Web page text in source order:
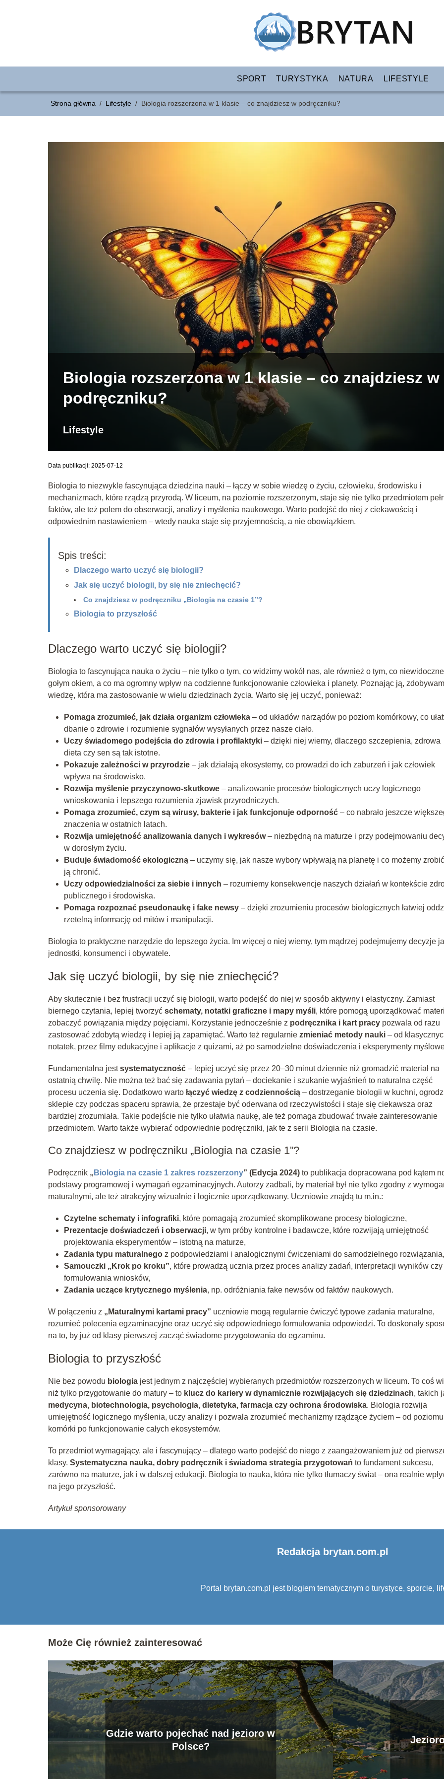
SPORT TURYSTYKA NATURA LIFESTYLE
Strona główna / Lifestyle / Biologia rozszerzona w 1 klasie – co znajdziesz w podręczniku?
Biologia rozszerzona w 1 klasie – co znajdziesz w
podręczniku?
Lifestyle
Data publikacji: 2025-07-12
Biologia to niezwykle fascynująca dziedzina nauki – łączy w sobie wiedzę o życiu, człowieku, środowisku i
mechanizmach, które rządzą przyrodą. W liceum, na poziomie rozszerzonym, staje się nie tylko przedmiotem
faktów, ale też polem do obserwacji, analizy i myślenia naukowego. Warto podejść do niej z ciekawością i
odpowiednim nastawieniem – wtedy nauka staje się przyjemnością, a nie obowiązkiem.
Spis treści:
Dlaczego warto uczyć się biologii?
Jak się uczyć biologii, by się nie zniechęcić?
Co znajdziesz w podręczniku „Biologia na czasie 1”?
Biologia to przyszłość
Dlaczego warto uczyć się biologii?
Biologia to fascynująca nauka o życiu – nie tylko o tym, co widzimy wokół nas, ale również o tym, co niewidoczne
gołym okiem, a co ma ogromny wpływ na codzienne funkcjonowanie człowieka i planety. Poznając ją,
wiedzę, która ma zastosowanie w wielu dziedzinach życia. Warto się jej uczyć, ponieważ:
Pomaga zrozumieć, jak działa organizm człowieka – od układów narządów po poziom komórkowy, co
dbanie o zdrowie i rozumienie sygnałów wysyłanych przez nasze ciało.
Uczy świadomego podejścia do zdrowia i profilaktyki – dzięki niej wiemy, dlaczego szczepienia, zdrowa
dieta czy sen są tak istotne.
Pokazuje zależności w przyrodzie – jak działają ekosystemy, co prowadzi do ich zaburzeń i jak człowiek
wpływa na środowisko.
Rozwija myślenie przyczynowo-skutkowe – analizowanie procesów biologicznych uczy logicznego
wnioskowania i lepszego rozumienia zjawisk przyrodniczych.
Pomaga zrozumieć, czym są wirusy, bakterie i jak funkcjonuje odporność – co nabrało jeszcze
znaczenia w ostatnich latach.
Rozwija umiejętność analizowania danych i wykresów– niezbędną na maturze i przy podejmowaniu
w dorosłym życiu.
Buduje świadomość ekologiczną – uczymy się, jak nasze wybory wpływają na planetę i co możemy
ją chronić.
Uczy odpowiedzialności za siebie i innych – rozumiemy konsekwencje naszych działań w kontekście
publicznego i środowiska.
Pomaga rozpoznać pseudonaukę i fake newsy – dzięki zrozumieniu procesów biologicznych łatwiej
rzetelną informację od mitów i manipulacji.
Biologia to praktyczne narzędzie do lepszego życia. Im więcej o niej wiemy, tym mądrzej podejmujemy decyzje
jednostki, konsumenci i obywatele.
Jak się uczyć biologii, by się nie zniechęcić?
Aby skutecznie i bez frustracji uczyć się biologii, warto podejść do niej w sposób aktywny i elastyczny. Zamiast
biernego czytania, lepiej tworzyć schematy, notatki graficzne i mapy myśli, które pomogą uporządkować
zobaczyć powiązania między pojęciami. Korzystanie jednocześnie z podręcznika i kart pracy pozwala od razu
zastosować zdobytą wiedzę i lepiej ją zapamiętać. Warto też regularnie zmieniać metody nauki – od
notatek, przez filmy edukacyjne i aplikacje z quizami, aż po samodzielne doświadczenia i eksperymenty
Fundamentalna jestsystematyczność – lepiej uczyć się przez 20–30 minut dziennie niż gromadzić materiał na
ostatnią chwilę. Nie można też bać się zadawania pytań – dociekanie i szukanie wyjaśnień to naturalna część
procesu uczenia się. Dodatkowo warto łączyć wiedzę z codziennością – dostrzeganie biologii w kuchni,
sklepie czy podczas spaceru sprawia, że przestaje być oderwana od rzeczywistości i staje się ciekawsza oraz
bardziej zrozumiała. Takie podejście nie tylko ułatwia naukę, ale też pomaga zbudować trwałe zainteresowanie
przedmiotem. Warto także wybierać odpowiednie podręczniki, jak te z serii Biologia na czasie.
Co znajdziesz w podręczniku „Biologia na czasie 1”?
Podręcznik „ Biologia na czasie 1 zakres rozszerzony” (Edycja 2024) to publikacja dopracowana pod kątem
podstawy programowej i wymagań egzaminacyjnych. Autorzy zadbali, by materiał był nie tylko zgodny z
maturalnymi, ale też atrakcyjny wizualnie i logicznie uporządkowany. Uczniowie znajdą tu m.in.:
Czytelne schematy i infografiki, które pomagają zrozumieć skomplikowane procesy biologiczne,
Prezentacje doświadczeń i obserwacji, w tym próby kontrolne i badawcze, które rozwijają umiejętność
projektowania eksperymentów – istotną na maturze,
Zadania typu maturalnego z podpowiedziami i analogicznymi ćwiczeniami do samodzielnego rozwiązania,
Samouczki „Krok po kroku”, które prowadzą ucznia przez proces analizy zadań, interpretacji wyników czy
formułowania wniosków,
Zadania uczące krytycznego myślenia, np. odróżniania fake newsów od faktów naukowych.
W połączeniu z „Maturalnymi kartami pracy” uczniowie mogą regularnie ćwiczyć typowe zadania maturalne,
rozumieć polecenia egzaminacyjne oraz uczyć się odpowiedniego formułowania odpowiedzi. To doskonały
na to, by już od klasy pierwszej zacząć świadome przygotowania do egzaminu.
Biologia to przyszłość
Nie bez powodu biologia jest jednym z najczęściej wybieranych przedmiotów rozszerzonych w liceum. To coś
niż tylko przygotowanie do matury – to klucz do kariery w dynamicznie rozwijających się dziedzinach, takich
medycyna, biotechnologia, psychologia, dietetyka, farmacja czy ochrona środowiska. Biologia rozwija
umiejętność logicznego myślenia, uczy analizy i pozwala zrozumieć mechanizmy rządzące życiem – od poziomu
komórki po funkcjonowanie całych ekosystemów.
To przedmiot wymagający, ale i fascynujący – dlatego warto podejść do niego z zaangażowaniem już od
klasy. Systematyczna nauka, dobry podręcznik i świadoma strategia przygotowań to fundament sukcesu,
zarówno na maturze, jak i w dalszej edukacji. Biologia to nauka, która nie tylko tłumaczy świat – ona realnie
na jego przyszłość.
Artykuł sponsorowany
Redakcja brytan.com.pl
Portal brytan.com.pl jest blogiem tematycznym o turystyce, sporcie,
Może Cię również zainteresować
Gdzie warto pojechać nad jezioro w
Polsce?